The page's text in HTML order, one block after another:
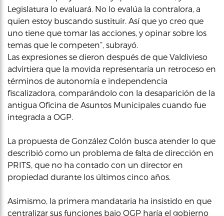
Legislatura lo evaluará. No lo evalúa la contralora, a
quien estoy buscando sustituir. Así que yo creo que
uno tiene que tomar las acciones, y opinar sobre los
temas que le competen”, subrayó.
Las expresiones se dieron después de que Valdivieso
advirtiera que la movida representaría un retroceso en
términos de autonomía e independencia
fiscalizadora, comparándolo con la desaparición de la
antigua Oficina de Asuntos Municipales cuando fue
integrada a OGP.
La propuesta de González Colón busca atender lo que
describió como un problema de falta de dirección en
PRITS, que no ha contado con un director en
propiedad durante los últimos cinco años.
Asimismo, la primera mandataria ha insistido en que
centralizar sus funciones bajo OGP haría el gobierno